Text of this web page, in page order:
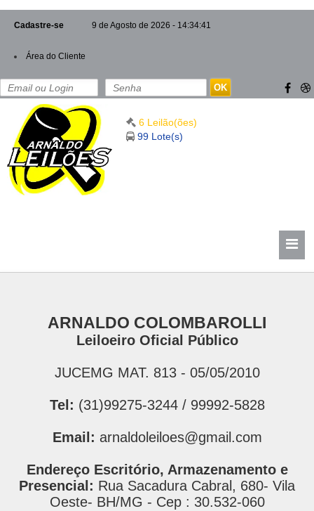
Cadastre-se 9 de Agosto de 2026 - 14:34:43
Área do Cliente
OK
6 Leilão(ões)
99 Lote(s)
ARNALDO COLOMBAROLLI
Leiloeiro Oficial Público
JUCEMG MAT. 813 - 05/05/2010
Tel: (31)99275-3244 / 99992-5828
Email: arnaldoleiloes@gmail.com
Endereço Escritório, Armazenamento e
Presencial: Rua Sacadura Cabral, 680- Vila
Oeste- BH/MG - Cep : 30.532-060